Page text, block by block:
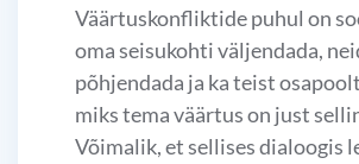
Väärtuskonfliktide puhul on
oma seisukohti väljendada,
põhjendada ja ka teist
miks tema väärtus on just
Võimalik, et sellises dialoogis